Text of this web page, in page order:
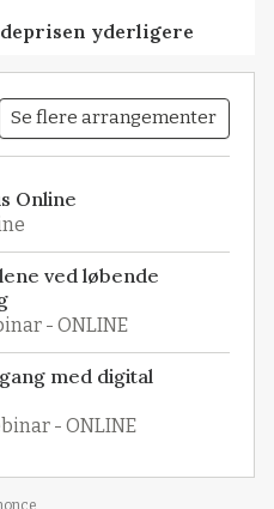
yderligere
Se flere arrangementer
Online
ved løbende
- ONLINE
med digital
- ONLINE